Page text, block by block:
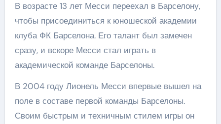
В возрасте 13 лет Месси переехал в Барселону,
чтобы присоединиться к юношеской академии
клуба ФК Барселона. Его талант был замечен
сразу, и вскоре Месси стал играть в
академической команде Барселоны.
В 2004 году Лионель Месси впервые вышел на
поле в составе первой команды Барселоны.
Своим быстрым и техничным стилем игры он